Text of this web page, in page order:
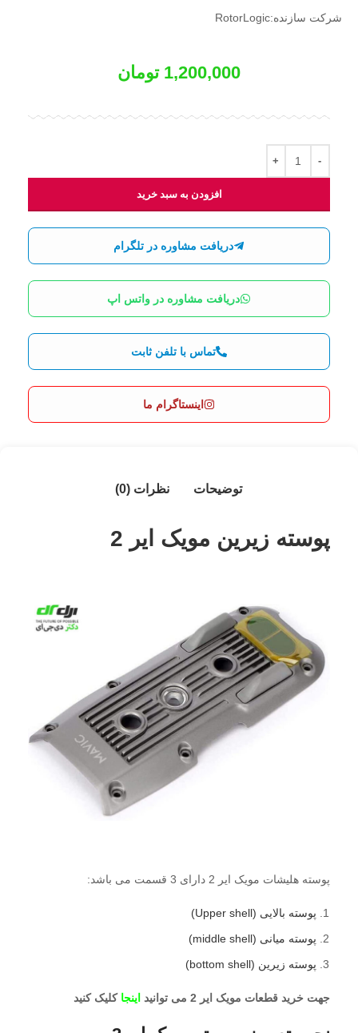
شرکت سازنده:RotorLogic
1,200,000 تومان
افزودن به سبد خرید
دریافت مشاوره در تلگرام
دریافت مشاوره در واتس اپ
تماس با تلفن ثابت
اینستاگرام ما
توضیحات نظرات (0)
پوسته زیرین مویک ایر 2
پوسته هلیشات مویک ایر 2 دارای 3 قسمت می باشد:
پوسته بالایی (Upper shell)
پوسته میانی (middle shell)
پوسته زیرین (bottom shell)
جهت خرید قطعات مویک ایر 2 می توانید اینجا کلیک کنید